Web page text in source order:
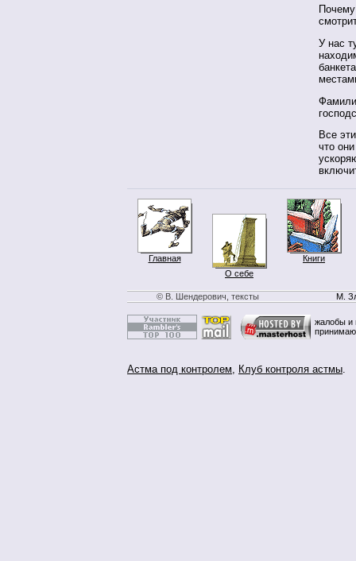
У нас
Все
что
Главная
О себе
Книги
© В. Шендерович, тексты М.
жалобы и
Астма под контролем, Клуб контроля астмы.